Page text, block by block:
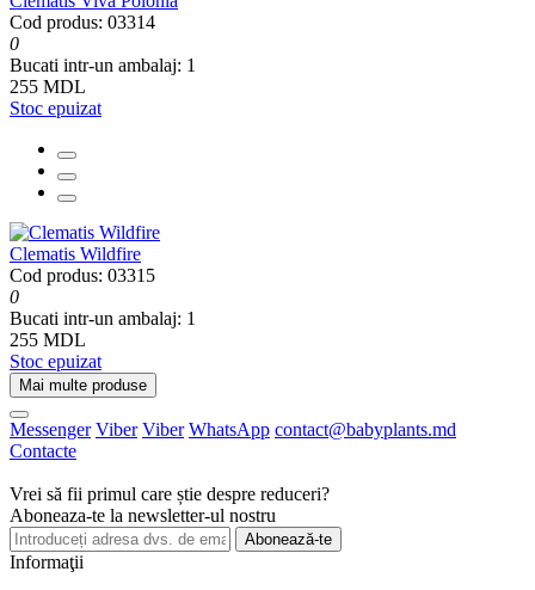
Cod produs: 03314
0
Bucati intr-un ambalaj: 1
255 MDL
Stoc epuizat
Clematis Wildfire
Cod produs: 03315
0
Bucati intr-un ambalaj: 1
255 MDL
Stoc epuizat
Mai multe produse
Messenger Viber Viber WhatsApp contact@babyplants.md
Contacte
Vrei să fii primul care știe despre reduceri?
Aboneaza-te la newsletter-ul nostru
Abonează-te
Informaţii